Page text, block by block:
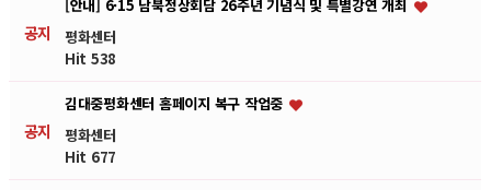
공지
[안내] 6·15 남북정상회담 26주년 기념식 및 특별강연 개최
평화센터
Hit 538
공지
김대중평화센터 홈페이지 복구 작업중
평화센터
Hit 677